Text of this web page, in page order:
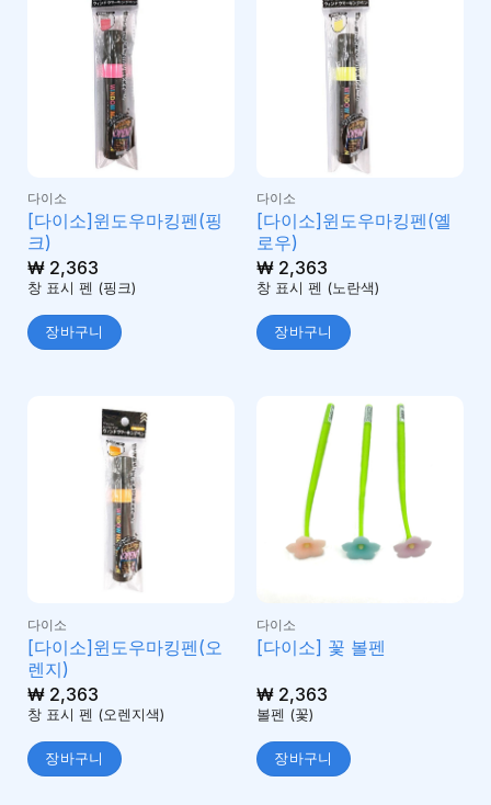
다이소
[다이소]윈도우마킹펜(핑
크)
₩2,363
창 표시 펜 (핑크)
장바구니
다이소
[다이소]윈도우마킹펜(옐
로우)
₩2,363
창 표시 펜 (노란색)
장바구니
다이소
[다이소]윈도우마킹펜(오
렌지)
₩2,363
창 표시 펜 (오렌지색)
장바구니
다이소
[다이소] 꽃 볼펜
₩2,363
볼펜 (꽃)
장바구니